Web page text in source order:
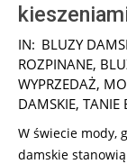
2024-
08-
10
IN: BLUZY
ROZPINANE,
WYPRZEDAŻ,
DAMSKIE, TANIE
W świecie mody,
damskie